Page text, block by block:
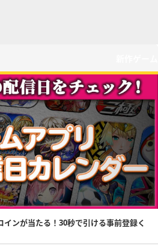
ンが当たる！30秒で引ける事前登録く